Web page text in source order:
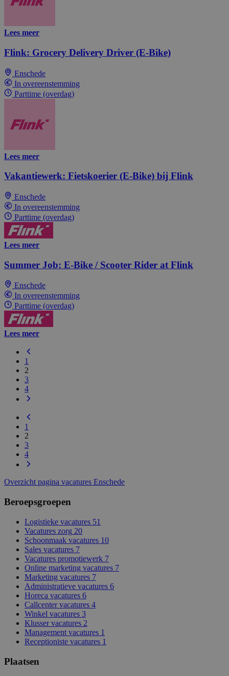
Lees meer
Flink: Grocery Delivery Driver (E-Bike)
Enschede
In overeenstemming
Parttime (overdag)
Lees meer
Vakantiewerk: Fietskoerier (E-Bike) bij Flink
Enschede
In overeenstemming
Parttime (overdag)
Lees meer
Summer Job: E-Bike / Scooter Rider at Flink
Enschede
In overeenstemming
Parttime (overdag)
Lees meer
1
2
3
4
1
2
3
4
Overzicht pagina vacatures Enschede
Beroepsgroepen
Logistieke vacatures 51
Vacatures zorg 20
Schoonmaak vacatures 10
Sales vacatures 7
Vacatures promotiewerk 7
Online marketing vacatures 7
Marketing vacatures 7
Administratieve vacatures 6
Horeca vacatures 6
Callcenter vacatures 4
Winkel vacatures 3
Klusser vacatures 2
Management vacatures 1
Receptioniste vacatures 1
Plaatsen